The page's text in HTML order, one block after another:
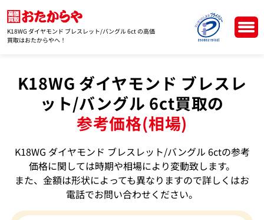
K18WG ダイヤモンド ブレスレット/バングル 6ct の高価
買取はおたからやへ！
K18WG ダイヤモンド ブレスレ
ット/バングル 6ct買取の
参考価格(相場)
K18WG ダイヤモンド ブレスレット/バングル 6ctの参考
価格に関しては時期や相場により変動致します。
また、金額は形状によっても異なりますので詳しくはお
電話でお問い合わせください。